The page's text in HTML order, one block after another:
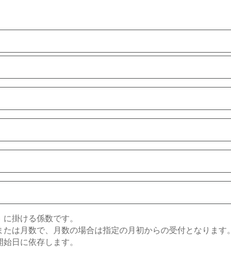
掛ける係数です。
は月数で、月数の場合は指定の月初からの受付となります。
日に依存します。